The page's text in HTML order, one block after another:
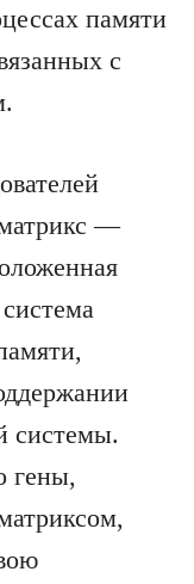
памяти
с
—
системы.
гены,